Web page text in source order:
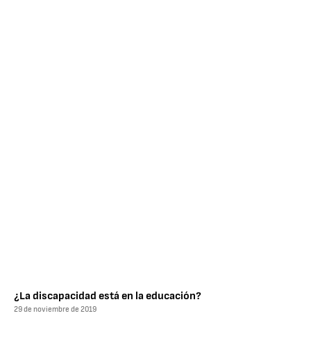
¿La discapacidad está en la educación?
29 de noviembre de 2019